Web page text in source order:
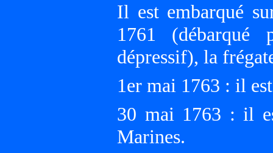
Il est embarqué
1761 (débarqué
dépressif), la
1er mai 1763 : il
30 mai 1763 : il
Marines.